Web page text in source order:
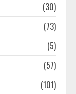
(30)
(73)
(5)
(57)
(101)